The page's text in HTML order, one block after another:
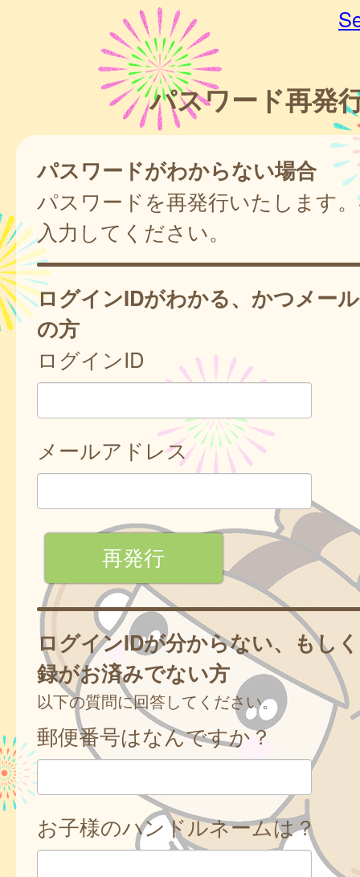
パスワード再発
パスワードがわからない場合
パスワードを再発行いたします
入力してください。
ログインIDがわかる、かつメー
の方
ログインID
メールアドレス
ログインIDが分からない、もし
録がお済みでない方
以下の質問に回答してください。
郵便番号はなんですか？
お子様のハンドルネームは？